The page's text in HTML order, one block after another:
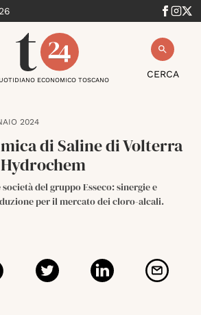
CERCA
ECONOMICO TOSCANO
2024
di Saline di Volterra
del gruppo Esseco: sinergie e
per il mercato dei cloro-alcali.